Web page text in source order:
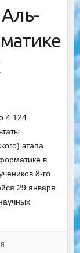
4 124
этапа
в
8-го
29 января.